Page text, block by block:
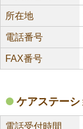
所在地
電話番号
FAX番号
ケアステー
電話受付時間